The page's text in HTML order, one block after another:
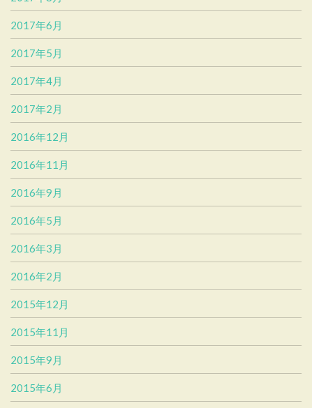
2017年6月
2017年5月
2017年4月
2017年2月
2016年12月
2016年11月
2016年9月
2016年5月
2016年3月
2016年2月
2015年12月
2015年11月
2015年9月
2015年6月